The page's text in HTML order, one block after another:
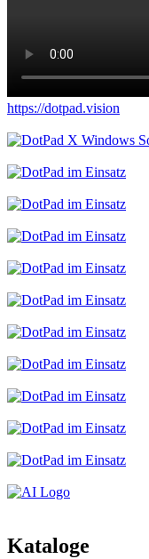
https://dotpad.vision
Kataloge